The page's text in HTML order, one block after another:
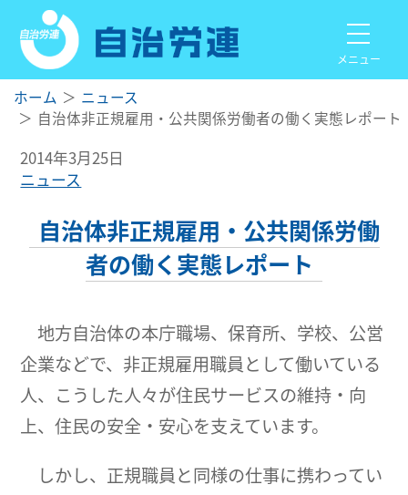
メニュー
ホーム
ニュース
自治体非正規雇用・公共関係労働者の働く実態レポート
2014年3月25日
ニュース
自治体非正規雇用・公共関係労働
者の働く実態レポート
地方自治体の本庁職場、保育所、学校、公営
企業などで、非正規雇用職員として働いている
人、こうした人々が住民サービスの維持・向
上、住民の安全・安心を支えています。
しかし、正規職員と同様の仕事に携わってい